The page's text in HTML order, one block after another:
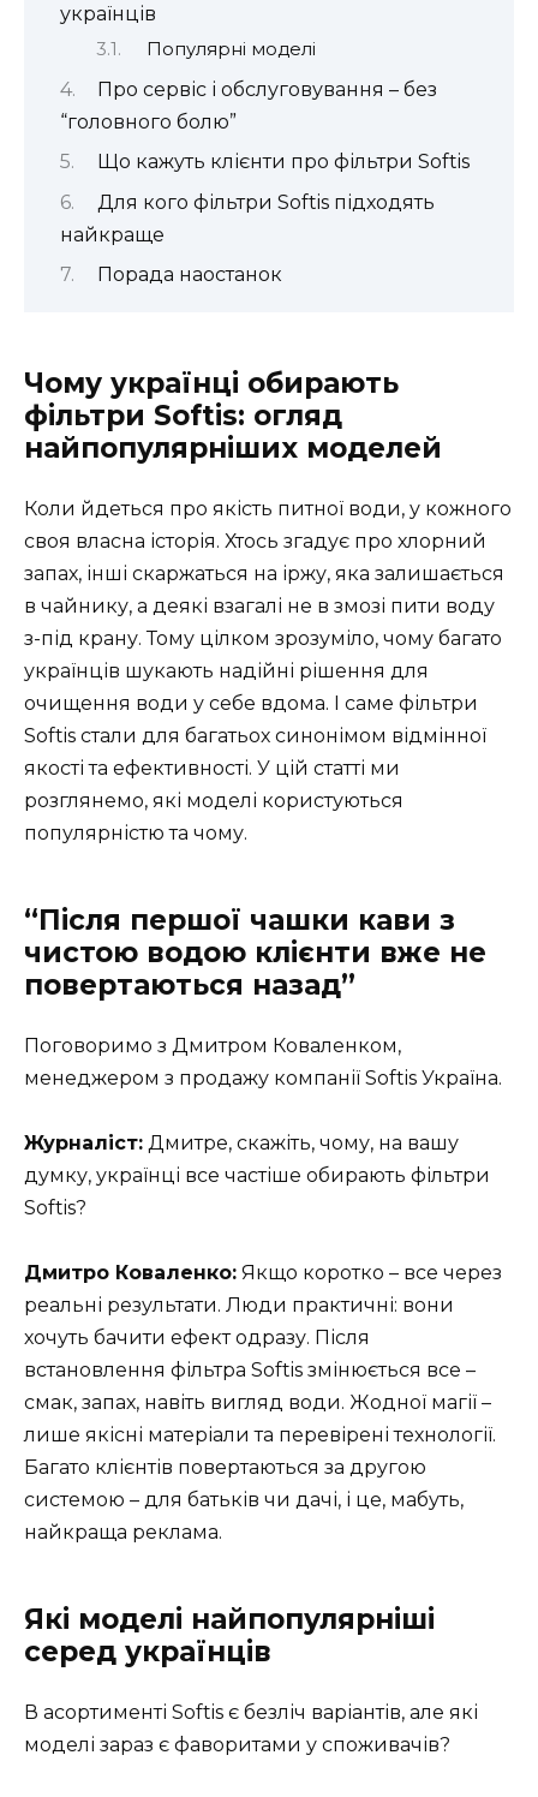
українців
Популярні моделі
Про сервіс і обслуговування – без
“головного болю”
Що кажуть клієнти про фільтри Softis
Для кого фільтри Softis підходять
найкраще
Порада наостанок
Чому українці обирають
фільтри Softis: огляд
найпопулярніших моделей
Коли йдеться про якість питної води, у кожного
своя власна історія. Хтось згадує про хлорний
запах, інші скаржаться на іржу, яка залишається
в чайнику, а деякі взагалі не в змозі пити воду
з-під крану. Тому цілком зрозуміло, чому багато
українців шукають надійні рішення для
очищення води у себе вдома. І саме фільтри
Softis стали для багатьох синонімом відмінної
якості та ефективності. У цій статті ми
розглянемо, які моделі користуються
популярністю та чому.
“Після першої чашки кави з
чистою водою клієнти вже не
повертаються назад”
Поговоримо з Дмитром Коваленком,
менеджером з продажу компанії Softis Україна.
Журналіст: Дмитре, скажіть, чому, на вашу
думку, українці все частіше обирають фільтри
Softis?
Дмитро Коваленко: Якщо коротко – все через
реальні результати. Люди практичні: вони
хочуть бачити ефект одразу. Після
встановлення фільтра Softis змінюється все –
смак, запах, навіть вигляд води. Жодної магії –
лише якісні матеріали та перевірені технології.
Багато клієнтів повертаються за другою
системою – для батьків чи дачі, і це, мабуть,
найкраща реклама.
Які моделі найпопулярніші
серед українців
В асортименті Softis є безліч варіантів, але які
моделі зараз є фаворитами у споживачів?